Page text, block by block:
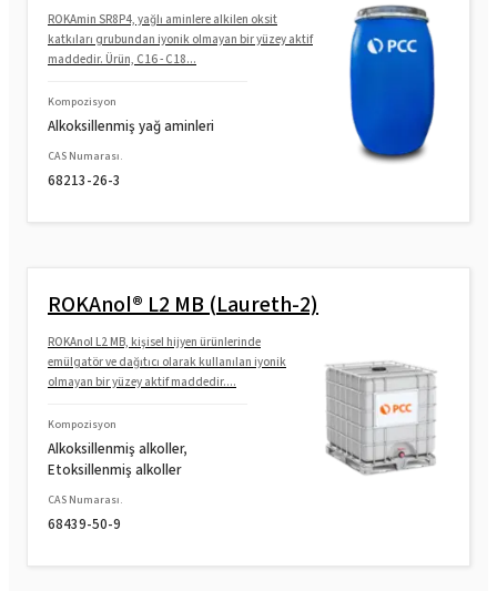
ROKAmin SR8P4, yağlı aminlere alkilen oksit
katkıları grubundan iyonik olmayan bir yüzey aktif
maddedir. Ürün, C16 - C18...
Kompozisyon
Alkoksillenmiş yağ aminleri
CAS Numarası.
68213-26-3
ROKAnol® L2 MB (Laureth-2)
ROKAnol L2 MB, kişisel hijyen ürünlerinde
emülgatör ve dağıtıcı olarak kullanılan iyonik
olmayan bir yüzey aktif maddedir....
Kompozisyon
Alkoksillenmiş alkoller,
Etoksillenmiş alkoller
CAS Numarası.
68439-50-9